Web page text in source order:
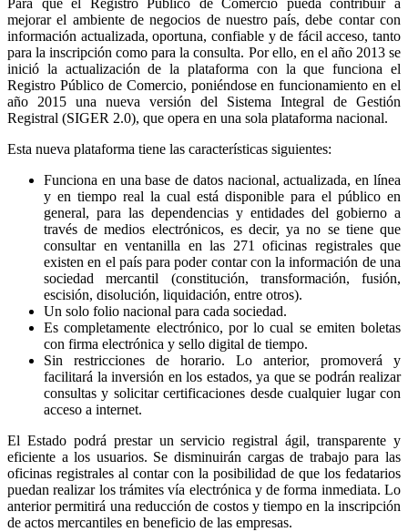
Para que el Registro Público de Comercio pueda contribuir a
mejorar el ambiente de negocios de nuestro país, debe contar con
información actualizada, oportuna, confiable y de fácil acceso, tanto
para la inscripción como para la consulta. Por ello, en el año 2013 se
inició la actualización de la plataforma con la que funciona el
Registro Público de Comercio, poniéndose en funcionamiento en el
año 2015 una nueva versión del Sistema Integral de Gestión
Registral (SIGER 2.0), que opera en una sola plataforma nacional.
Esta nueva plataforma tiene las características siguientes:
Funciona en una base de datos nacional, actualizada, en línea
y en tiempo real la cual está disponible para el público en
general, para las dependencias y entidades del gobierno a
través de medios electrónicos, es decir, ya no se tiene que
consultar en ventanilla en las 271 oficinas registrales que
existen en el país para poder contar con la información de una
sociedad mercantil (constitución, transformación, fusión,
escisión, disolución, liquidación, entre otros).
Un solo folio nacional para cada sociedad.
Es completamente electrónico, por lo cual se emiten boletas
con firma electrónica y sello digital de tiempo.
Sin restricciones de horario. Lo anterior, promoverá y
facilitará la inversión en los estados, ya que se podrán realizar
consultas y solicitar certificaciones desde cualquier lugar con
acceso a internet.
El Estado podrá prestar un servicio registral ágil, transparente y
eficiente a los usuarios. Se disminuirán cargas de trabajo para las
oficinas registrales al contar con la posibilidad de que los fedatarios
puedan realizar los trámites vía electrónica y de forma inmediata. Lo
anterior permitirá una reducción de costos y tiempo en la inscripción
de actos mercantiles en beneficio de las empresas.